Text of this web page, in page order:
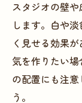
撮影
の工
明る
クニ
フォ
スタジオの壁
します。白や
く見せる効果
気を作りたい
の配置にも注
う。